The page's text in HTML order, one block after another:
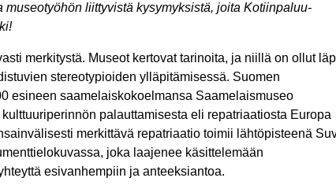
liittyvistä kysymyksistä, joita Kotiinpaluu-
merkitystä. Museot kertovat tarinoita, ja niillä on ollut
stereotypioiden ylläpitämisessä. Suomen
esineen saamelaiskokoelmansa Saamelaismuseo
palauttamisesta eli repatriaatiosta Europa
merkittävä repatriaatio toimii lähtöpisteenä
joka laajenee käsittelemään
esivanhempiin ja anteeksiantoa.